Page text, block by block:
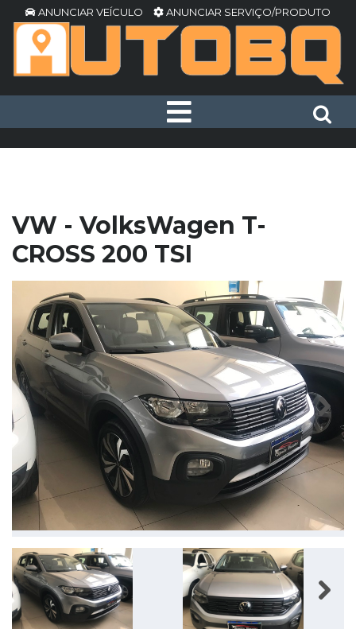
ANUNCIAR VEÍCULO ANUNCIAR SERVIÇO/PRODUTO
VW - VolksWagen T-
CROSS 200 TSI
Next